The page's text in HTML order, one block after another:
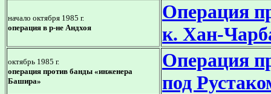
начало октября 1985 г.
операция в р-не Андхоя
Операция
к. Хан-
октябрь 1985 г.
операция против банды «инженера
Башира»
Операция
под